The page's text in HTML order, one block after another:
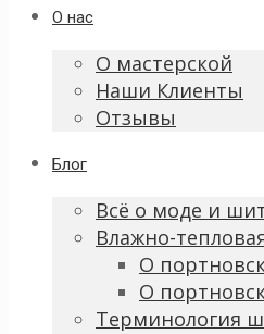
О нас
О мастерской
Наши Клиенты
Отзывы
Блог
Всё о моде и
Влажно-
О
О
Терминология